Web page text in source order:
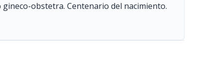
obstetra. Centenario del nacimiento.